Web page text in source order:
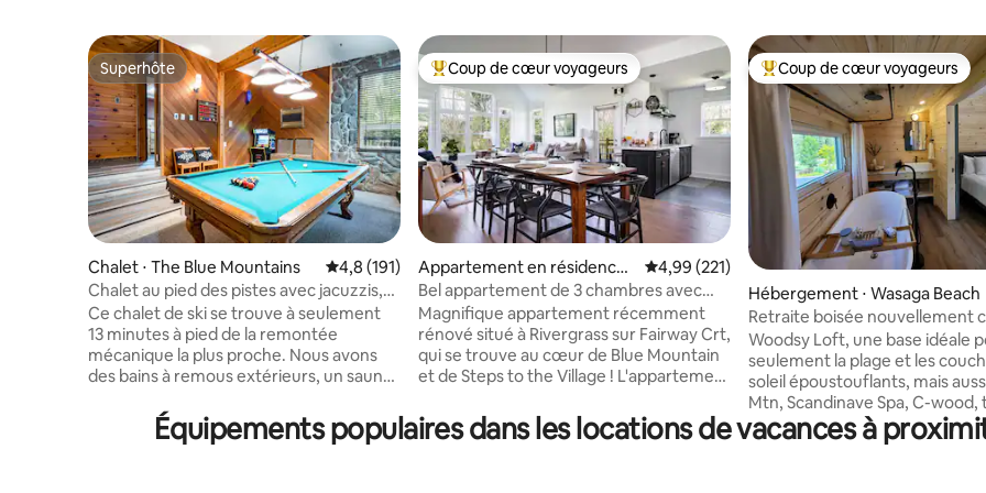
Superhôte
Superhôte
Chalet ⋅ The Blue Mountains Évaluation moyenne sur la base de 191 commentaires : 4,8 sur 5
4,8 (191)
Chalet au pied des pistes avec jacuzzis,
sauna et cheminée
Ce chalet de ski se trouve à seulement
13 minutes à pied de la remontée
mécanique la plus proche. Nous avons
des bains à remous extérieurs, un sauna
qu'une table de billard, des jeux vidéo et
une grande télévision HD de 75 pouces
Coups de cœur voyageurs les plus appréciés
Coup de cœur voyageurs
Appartement en résidence ⋅
The Blue Mountains
Évaluation moyenne sur la base de 221
4,99 (221)
Bel appartement de 3 chambres avec
vue imprenable et piscine
Magnifique appartement récemment
rénové situé à Rivergrass sur Fairway Crt,
qui se trouve au cœur de Blue Mountain
et de Steps to the Village ! L'appartement
deux lits queen size et deux lits jumeaux
avec trundle pullouts), de 2 salles de bain
Coups de cœur voyageurs les
Coup de cœur voyageurs
Hébergement ⋅ Wasaga Beach
Retraite boisée nouvellement
- Votre escapade parfaite
Woodsy Loft, une base idéale
seulement la plage et les
soleil époustouflants, mais
Mtn, Scandinave Spa, C-wood,
nouveau casino, tous à
nombreux bars, restaurants,
Équipements populaires dans les locations de vacances à